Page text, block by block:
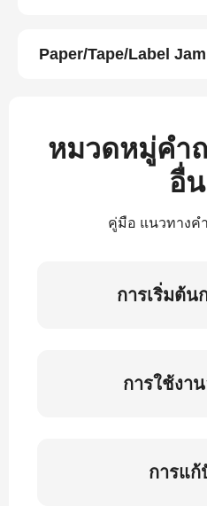
Paper/Tape/Label Jam
หมวดหมู่คำ
อื่
คู่มือ แนวทางค
การเริ่มต้น
การใช้งา
การแ